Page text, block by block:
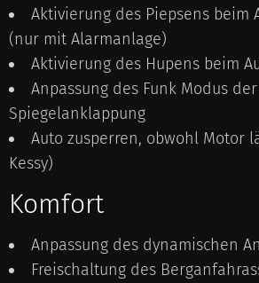
Aktivierung des Piepsens beim
(nur mit Alarmanlage)
Aktivierung des Hupens beim
Anpassung des Funk Modus der
Spiegelanklappung
Auto zusperren, obwohl Motor
Kessy)
Komfort
Anpassung des dynamischen
Freischaltung des